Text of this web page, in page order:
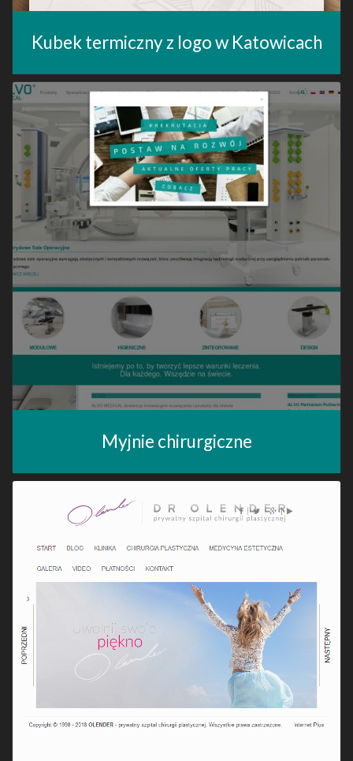
Kubek termiczny z logo w Katowicach
Myjnie chirurgiczne